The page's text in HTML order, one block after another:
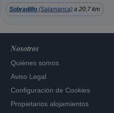
Sobradillo (Salamanca) a 20,7 km
Nosotros
Quiénes somos
Aviso Legal
Configuración de Cookies
Propietarios alojamientos